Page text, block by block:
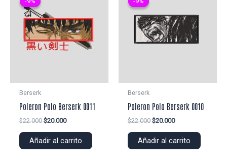
Berserk
Poleron Polo Berserk 0011
$22.000 El
original
$20.000El
actual
Añadir al carrito
Berserk
Poleron Polo Berserk 0010
$22.000 El
original
$20.000El
actual
Añadir al carrito